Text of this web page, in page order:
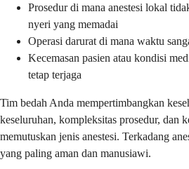
Prosedur di mana anestesi lokal
nyeri yang memadai
Operasi darurat di mana waktu
Kecemasan pasien atau kondisi
tetap terjaga
Tim bedah Anda mempertimbangkan
keseluruhan, kompleksitas prosedur, dan
memutuskan jenis anestesi. Terkadang
yang paling aman dan manusiawi.